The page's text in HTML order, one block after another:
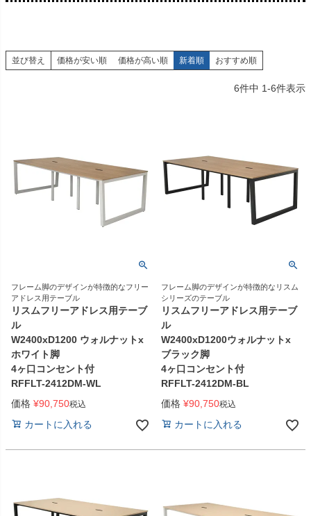
並び替え 価格が安い順 価格が高い順 新着順 おすすめ順
6件中 1-6件表示
フレーム脚のデザインが特徴的なフリー
アドレス用テーブル
リスムフリーアドレス用テーブ
ル
W2400xD1200 ウォルナットx
ホワイト脚
4ヶ口コンセント付
RFFLT-2412DM-WL
価格 ¥90,750税込
カートに入れる
フレーム脚のデザインが特徴的なリスム
シリーズのテーブル
リスムフリーアドレス用テーブ
ル
W2400xD1200ウォルナットx
ブラック脚
4ヶ口コンセント付
RFFLT-2412DM-BL
価格 ¥90,750税込
カートに入れる